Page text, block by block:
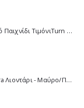
Baby Clementoni Βρεφικό Παιχνίδι ΤιμόνιΤurn Αnd Drive Activity Wheel - 1000-17241
Polo Σακίδιο Πλάτης Extra Λιοντάρι - Μαύρο/Πράσινο 901032-8188 2023